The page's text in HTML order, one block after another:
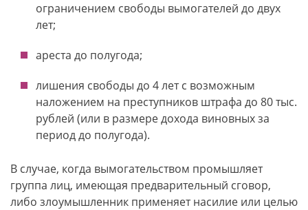
ограничением свободы вымогателей до двух
лет;
ареста до полугода;
лишения свободы до 4 лет с возможным
наложением на преступников штрафа до 80 тыс.
рублей (или в размере дохода виновных за
период до полугода).
В случае, когда вымогательством промышляет
группа лиц, имеющая предварительный сговор,
либо злоумышленник применяет насилие или целью